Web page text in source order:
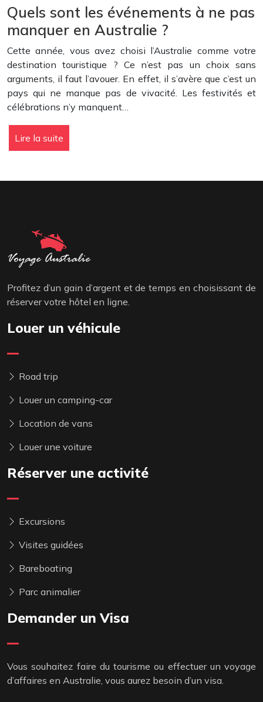
Quels sont les événements à ne pas
manquer en Australie ?
Cette année, vous avez choisi l’Australie comme votre
destination touristique ? Ce n’est pas un choix sans
arguments, il faut l’avouer. En effet, il s’avère que c’est un
pays qui ne manque pas de vivacité. Les festivités et
célébrations n’y manquent…
Lire la suite
Profitez d’un gain d’argent et de temps en choisissant de
réserver votre hôtel en ligne.
Louer un véhicule
Road trip
Louer un camping-car
Location de vans
Louer une voiture
Réserver une activité
Excursions
Visites guidées
Bareboating
Parc animalier
Demander un Visa
Vous souhaitez faire du tourisme ou effectuer un voyage
d’affaires en Australie, vous aurez besoin d’un visa.